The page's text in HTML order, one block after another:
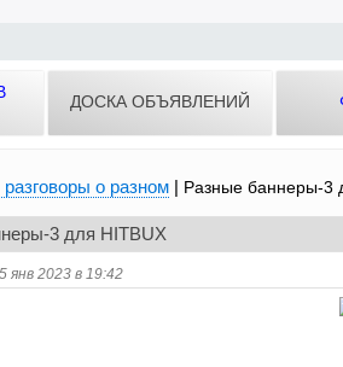
ДОСКА ОБЪЯВЛЕНИЙ
о разном | Разные баннеры-3
3 для HITBUX
янв 2023 в 19:42